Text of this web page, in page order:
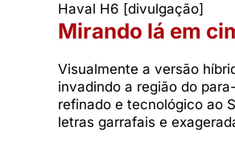
Haval H6 [divulgação]
Mirando lá em
Visualmente a versão
invadindo a região do
refinado e tecnológico ao
letras garrafais e